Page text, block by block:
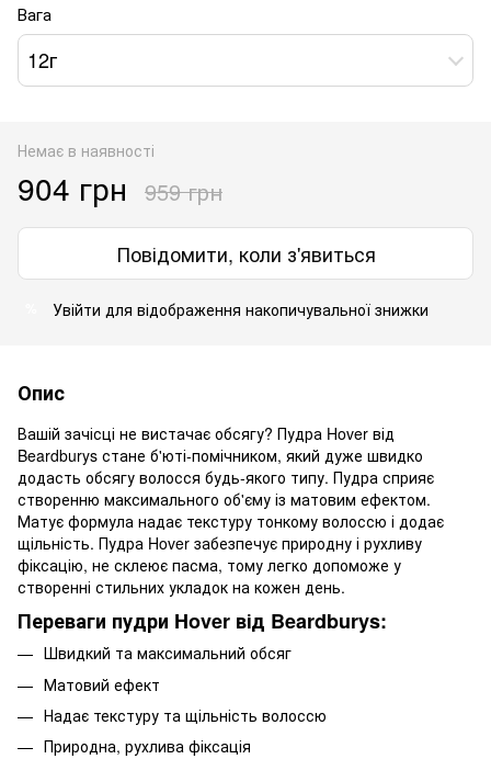
Вага
12г
Немає в наявності
904 грн 959 грн
Повідомити, коли з'явиться
Увійти для відображення накопичувальної знижки
Опис
Вашій зачісці не вистачає обсягу? Пудра Hover від
Beardburys стане б'юті-помічником, який дуже швидко
додасть обсягу волосся будь-якого типу. Пудра сприяє
створенню максимального об'єму із матовим ефектом.
Матує формула надає текстуру тонкому волоссю і додає
щільність. Пудра Hover забезпечує природну і рухливу
фіксацію, не склеює пасма, тому легко допоможе у
створенні стильних укладок на кожен день.
Переваги пудри Hover від Beardburys:
Швидкий та максимальний обсяг
Матовий ефект
Надає текстуру та щільність волоссю
Природна, рухлива фіксація